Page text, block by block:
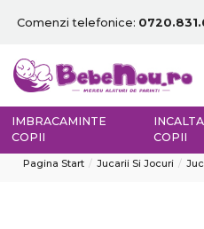
Comenzi telefonice:
IMBRACAMINTE
COPII
COPII
Pagina Start Jucarii Si Jocuri